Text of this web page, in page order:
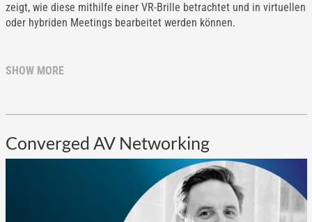
zeigt, wie diese mithilfe einer VR-Brille betrachtet und in virtuellen
oder hybriden Meetings bearbeitet werden können.
SHOW MORE
Converged AV Networking